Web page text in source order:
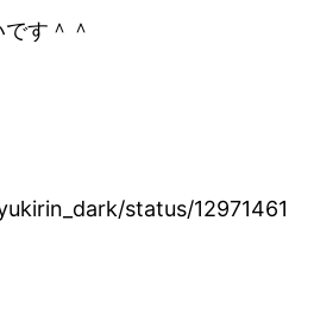
す＾＾
status/12971461